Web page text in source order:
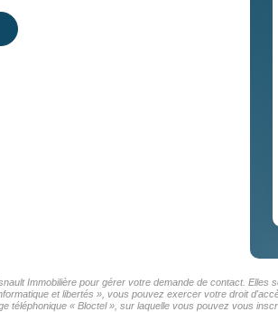
Immobilière pour gérer votre demande de contact.
et libertés », vous pouvez exercer votre droit
téléphonique « Bloctel », sur laquelle vous pouvez vous